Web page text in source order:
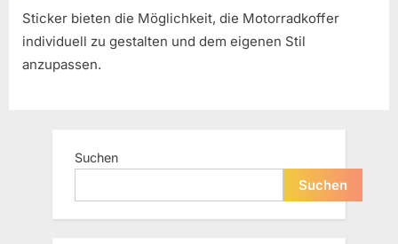
Sticker bieten die Möglichkeit, die Motorradkoffer
individuell zu gestalten und dem eigenen Stil
anzupassen.
Suchen
Suchen